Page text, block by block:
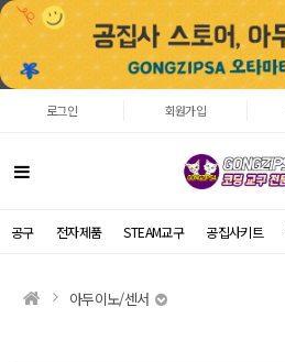
로그인 회원가입
공구 전자제품 STEAM교구 공집사키트
아두이노/센서